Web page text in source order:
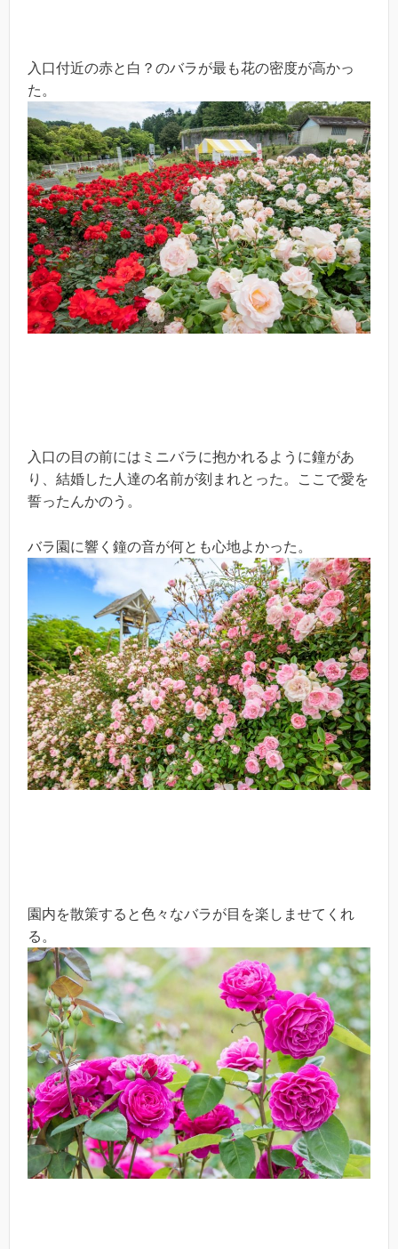
入口付近の赤と白？のバラが最も花の密度が高かっ
た。
入口の目の前にはミニバラに抱かれるように鐘があ
り、結婚した人達の名前が刻まれとった。ここで愛を
誓ったんかのう。
バラ園に響く鐘の音が何とも心地よかった。
園内を散策すると色々なバラが目を楽しませてくれ
る。